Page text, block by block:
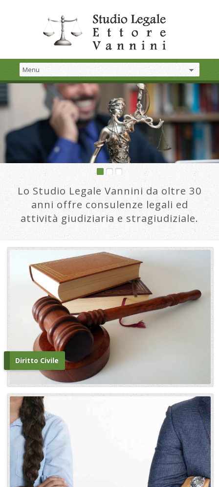
Lo Studio Legale Vannini da oltre 30
anni offre consulenze legali ed
attività giudiziaria e stragiudiziale.
Diritto Civile